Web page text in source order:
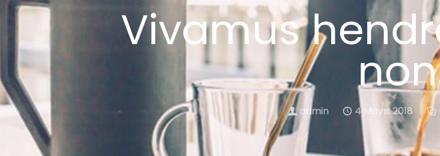
Vivamus
non
admin 4 Mayıs 2018